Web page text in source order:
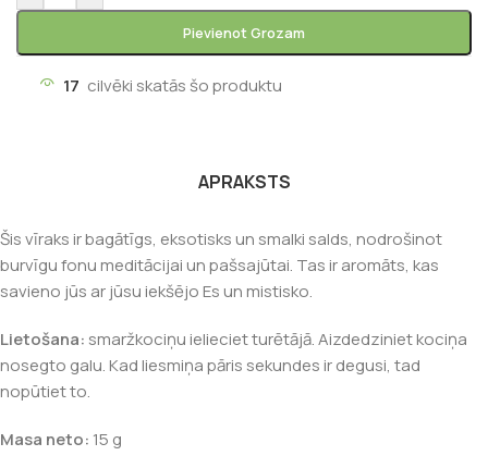
Pievienot Grozam
17 cilvēki skatās šo produktu
APRAKSTS
Šis vīraks ir bagātīgs, eksotisks un smalki salds, nodrošinot
burvīgu fonu meditācijai un pašsajūtai. Tas ir aromāts, kas
savieno jūs ar jūsu iekšējo Es un mistisko.
Lietošana: smaržkociņu ielieciet turētājā. Aizdedziniet kociņa
nosegto galu. Kad liesmiņa pāris sekundes ir degusi, tad
nopūtiet to.
Masa neto: 15 g